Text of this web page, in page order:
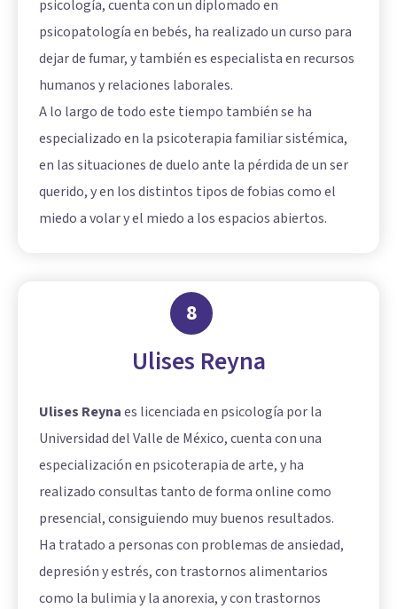
psicología, cuenta con un diplomado en
psicopatología en bebés, ha realizado un curso para
dejar de fumar, y también es especialista en recursos
humanos y relaciones laborales.
A lo largo de todo este tiempo también se ha
especializado en la psicoterapia familiar sistémica,
en las situaciones de duelo ante la pérdida de un ser
querido, y en los distintos tipos de fobias como el
miedo a volar y el miedo a los espacios abiertos.
8
Ulises Reyna
Ulises Reynaes licenciada en psicología por la
Universidad del Valle de México, cuenta con una
especialización en psicoterapia de arte, y ha
realizado consultas tanto de forma online como
presencial, consiguiendo muy buenos resultados.
Ha tratado a personas con problemas de ansiedad,
depresión y estrés, con trastornos alimentarios
como la bulimia y la anorexia, y con trastornos